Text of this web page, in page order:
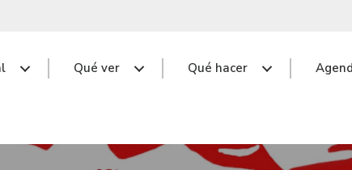
Qué ver Qué hacer